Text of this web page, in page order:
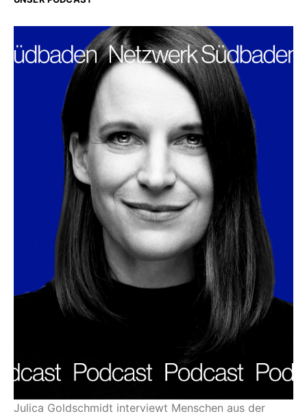
Julica Goldschmidt interviewt Menschen aus der